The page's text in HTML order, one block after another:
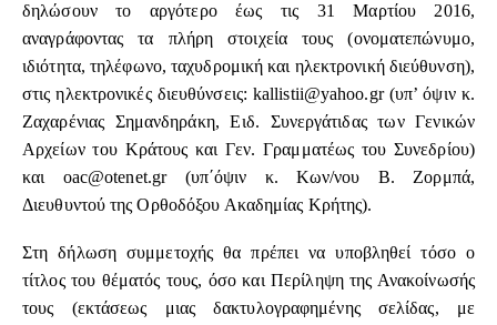
δηλώσουν το αργότερο έως τις 31 Μαρτίου 2016,
αναγράφοντας τα πλήρη στοιχεία τους (ονοματεπώνυμο,
ιδιότητα, τηλέφωνο, ταχυδρομική και ηλεκτρονική διεύθυνση),
στις ηλεκτρονικές διευθύνσεις: kallistii@yahoo.gr(υπ’ όψιν κ.
Ζαχαρένιας Σημανδηράκη, Ειδ. Συνεργάτιδας των Γενικών
Αρχείων του Κράτους και Γεν. Γραμματέως του Συνεδρίου)
και oac@otenet.gr(υπ΄όψιν κ. Κων/νου Β. Ζορμπά,
Διευθυντού της Ορθοδόξου Ακαδημίας Κρήτης).
Στη δήλωση συμμετοχής θα πρέπει να υποβληθεί τόσο ο
τίτλος του θέματός τους, όσο και Περίληψη της Ανακοίνωσής
τους (εκτάσεως μιας δακτυλογραφημένης σελίδας, με